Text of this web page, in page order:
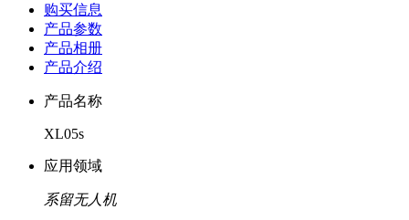
购买信息
产品参数
产品相册
产品介绍
产品名称
XL05s
应用领域
系留无人机